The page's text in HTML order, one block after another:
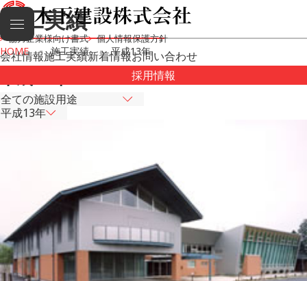
協力企業様向け書式 個人情報保護方針
会社情報施工実績新着情報お問い合わせ
採用情報
施工実績
HOME 施工実績 平成13年